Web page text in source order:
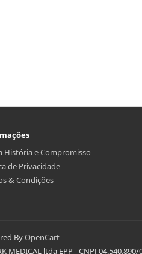
História e Compromisso
de Privacidade
& Condições
ByOpenCart
MEDICAL ltda EPP - CNPJ